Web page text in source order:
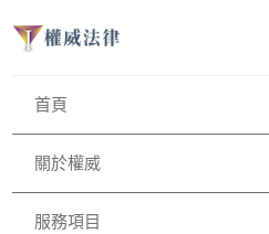
首頁
關於權威
服務項目